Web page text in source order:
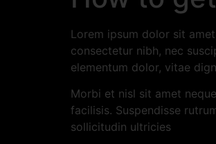
Lorem ipsum dolor sit
consectetur nibh, nec
elementum dolor, vitae
Morbi et nisl sit amet
facilisis. Suspendisse
sollicitudin ultricies